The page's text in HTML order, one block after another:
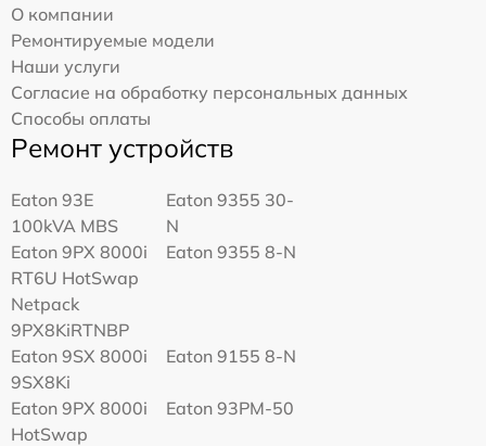
О компании
Ремонтируемые модели
Наши услуги
Согласие на обработку персональных данных
Способы оплаты
Ремонт устройств
Eaton 93E
100kVA MBS
Eaton 9355 30-
N
Eaton 9PX 8000i
RT6U HotSwap
Netpack
9PX8KiRTNBP
Eaton 9355 8-N
Eaton 9SX 8000i
9SX8Ki
Eaton 9155 8-N
Eaton 9PX 8000i
HotSwap
Eaton 93PM-50